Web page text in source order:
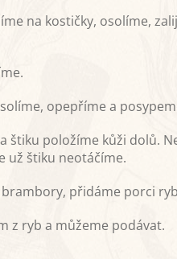
na kostičky, osolíme,
opepříme a
štiku položíme kůži dolů.
už štiku neotáčíme.
přidáme porci
z ryb a můžeme podávat.